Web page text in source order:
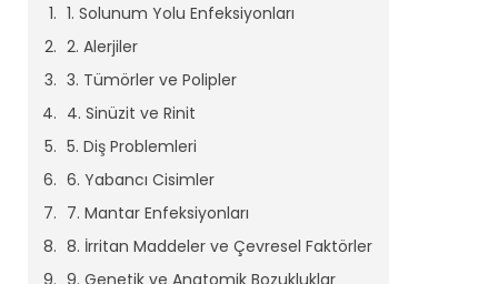
1. Solunum Yolu Enfeksiyonları
2. Alerjiler
3. Tümörler ve Polipler
4. Sinüzit ve Rinit
5. Diş Problemleri
6. Yabancı Cisimler
7. Mantar Enfeksiyonları
8. İrritan Maddeler ve Çevresel Faktörler
9. Genetik ve Anatomik Bozukluklar